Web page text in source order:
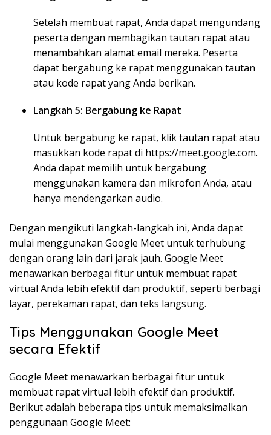
Setelah membuat rapat, Anda dapat mengundang
peserta dengan membagikan tautan rapat atau
menambahkan alamat email mereka. Peserta
dapat bergabung ke rapat menggunakan tautan
atau kode rapat yang Anda berikan.
Langkah 5: Bergabung ke Rapat
Untuk bergabung ke rapat, klik tautan rapat atau
masukkan kode rapat di https://meet.google.com.
Anda dapat memilih untuk bergabung
menggunakan kamera dan mikrofon Anda, atau
hanya mendengarkan audio.
Dengan mengikuti langkah-langkah ini, Anda dapat
mulai menggunakan Google Meet untuk terhubung
dengan orang lain dari jarak jauh. Google Meet
menawarkan berbagai fitur untuk membuat rapat
virtual Anda lebih efektif dan produktif, seperti berbagi
layar, perekaman rapat, dan teks langsung.
Tips Menggunakan Google Meet
secara Efektif
Google Meet menawarkan berbagai fitur untuk
membuat rapat virtual lebih efektif dan produktif.
Berikut adalah beberapa tips untuk memaksimalkan
penggunaan Google Meet: